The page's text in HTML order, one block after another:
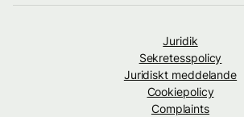
Juridik
Sekretesspolicy
Juridiskt meddelande
Cookiepolicy
Complaints